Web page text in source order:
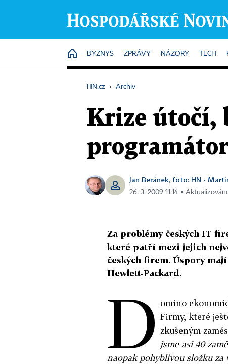
HOME
BYZNYS ZPRÁVY NÁZORY TECH
HN.cz › Archiv
Krize útočí,
Jan Beránek, foto: HN -
26. 3. 2009 11:14 ▪
Za problémy českých IT
které patří mezi jejich
českých firem. Úspory
Hewlett-Packard.
D omino
Firmy, které
zkušeným
jsme asi 40
naopak pohyblivou složku za